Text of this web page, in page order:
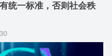
统一标准，否则社会秩